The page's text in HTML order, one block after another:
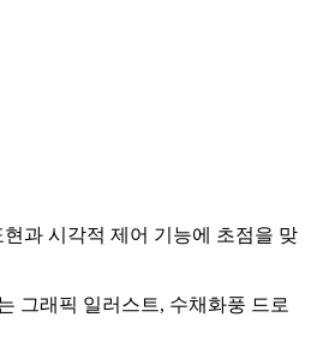
과 시각적 제어 기능에 초점을 맞
그래픽 일러스트, 수채화풍 드로